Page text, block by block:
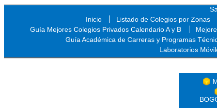
Inicio
Listado de Colegios por Zonas
Guía Mejores Colegios Privados Calendario A y B
Guía Académica de Carreras y Programas
Laboratorios